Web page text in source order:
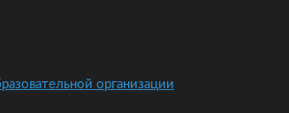
организации